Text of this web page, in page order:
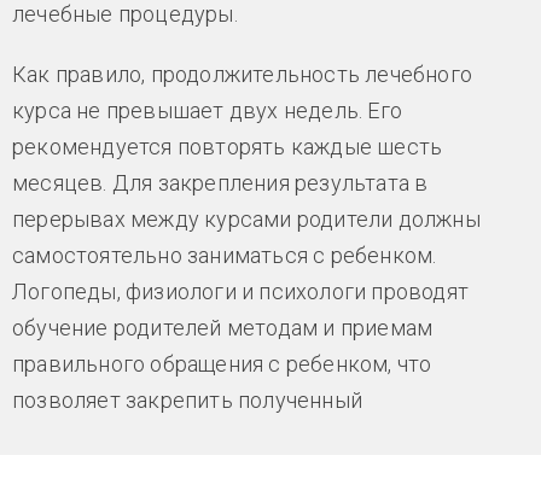
лечебные процедуры.
Как правило, продолжительность лечебного
курса не превышает двух недель. Его
рекомендуется повторять каждые шесть
месяцев. Для закрепления результата в
перерывах между курсами родители должны
самостоятельно заниматься с ребенком.
Логопеды, физиологи и психологи проводят
обучение родителей методам и приемам
правильного обращения с ребенком, что
позволяет закрепить полученный